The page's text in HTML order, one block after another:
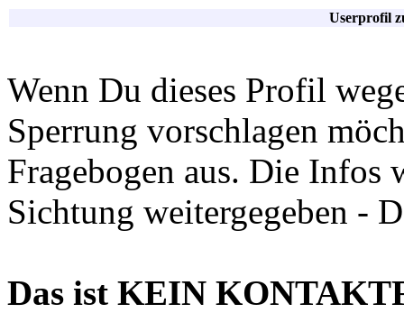
Userprofil
Wenn Du dieses Profil
Sperrung vorschlagen
Fragebogen aus. Die Infos
Sichtung weitergegeben -
Das ist KEIN